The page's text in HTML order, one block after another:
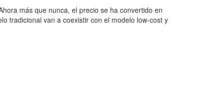
más que nunca, el precio se ha convertido en
tradicional van a coexistir con el modelo low-cost y